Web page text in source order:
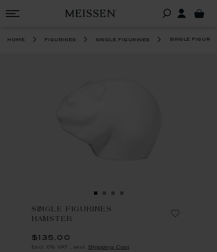
home figurines single figurines single
SINGLE FIGURINES
HAMSTER
$135.00
Excl. 0% VAT excl. Shipping Cost